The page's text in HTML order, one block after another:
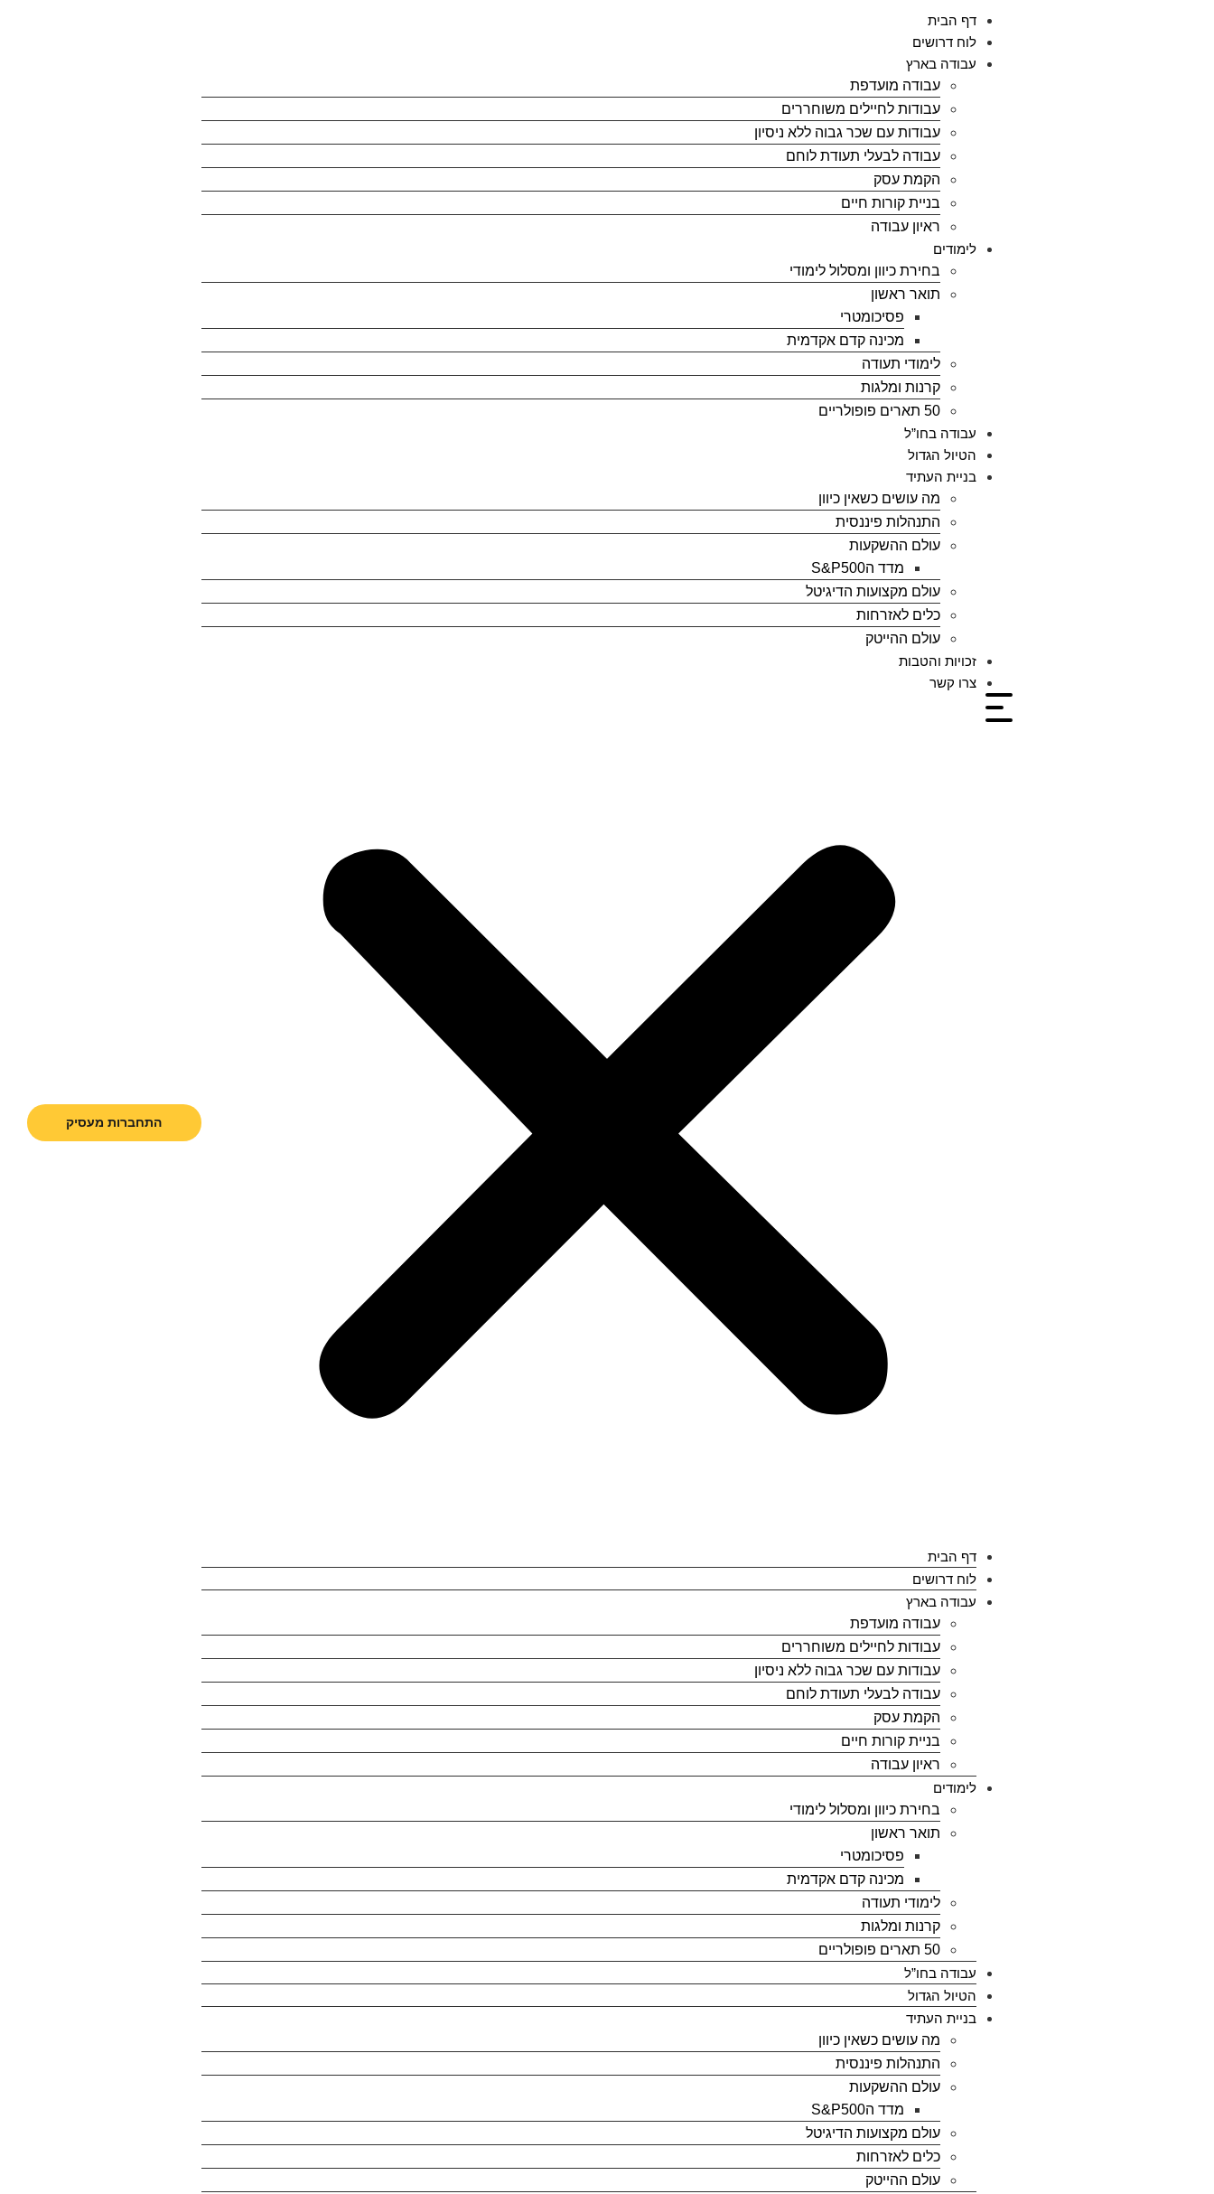
דף הבית
לוח דרושים
עבודה בארץ
עבודה מועדפת
עבודות לחיילים משוחררים
עבודות עם שכר גבוה ללא ניסיון
עבודה לבעלי תעודת לוחם
הקמת עסק
בניית קורות חיים
ראיון עבודה
לימודים
בחירת כיוון ומסלול לימודי
תואר ראשון
פסיכומטרי
מכינה קדם אקדמית
לימודי תעודה
קרנות ומלגות
50 תארים פופולריים
עבודה בחו”ל
הטיול הגדול
בניית העתיד
מה עושים כשאין כיוון
התנהלות פיננסית
עולם ההשקעות
מדד הS&P500
עולם מקצועות הדיגיטל
כלים לאזרחות
עולם ההייטק
זכויות והטבות
צרו קשר
דף הבית
לוח דרושים
עבודה בארץ
עבודה מועדפת
עבודות לחיילים משוחררים
עבודות עם שכר גבוה ללא ניסיון
עבודה לבעלי תעודת לוחם
הקמת עסק
בניית קורות חיים
ראיון עבודה
לימודים
בחירת כיוון ומסלול לימודי
תואר ראשון
פסיכומטרי
מכינה קדם אקדמית
לימודי תעודה
קרנות ומלגות
50 תארים פופולריים
עבודה בחו”ל
הטיול הגדול
בניית העתיד
מה עושים כשאין כיוון
התנהלות פיננסית
עולם ההשקעות
מדד הS&P500
עולם מקצועות הדיגיטל
כלים לאזרחות
עולם ההייטק
התחברות מעסיק